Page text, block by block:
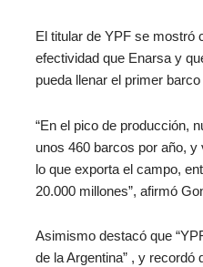
El titular de YPF se mostró
efectividad que Enarsa y
pueda llenar el primer
“En el pico de producción,
unos 460 barcos por año,
lo que exporta el campo,
20.000 millones”, afirmó
Asimismo destacó que
de la Argentina” , y recordó